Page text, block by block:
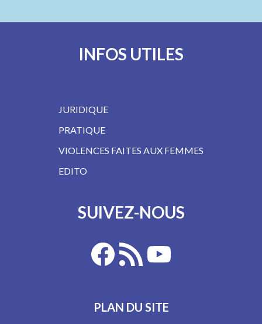
INFOS UTILES
JURIDIQUE
PRATIQUE
VIOLENCES FAITES AUX FEMMES
EDITO
SUIVEZ-NOUS
PLAN DU SITE